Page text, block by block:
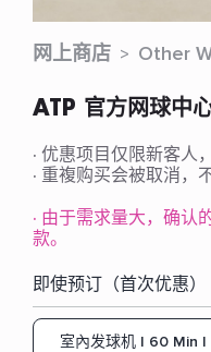
网上商店 Other
ATP 官方网球中
· 优惠项目仅限新客人
· 重複购买会被取消，
· 由于需求量大，确认
款。
即使预订（首次优惠）
室內发球机 | 60 Min